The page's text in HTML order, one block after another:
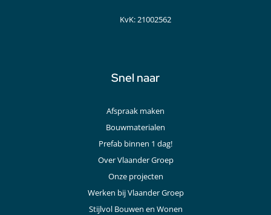
KvK: 21002562
Snel naar
Afspraak maken
Bouwmaterialen
Prefab binnen 1 dag!
Over Vlaander Groep
Onze projecten
Werken bij Vlaander Groep
Stijlvol Bouwen en Wonen